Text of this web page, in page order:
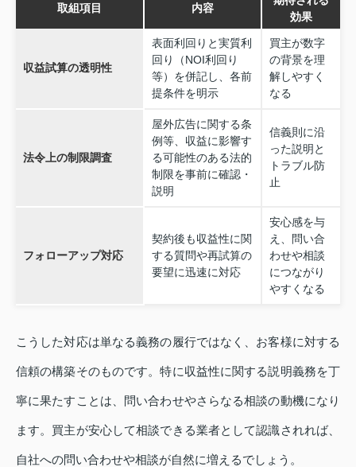
取組項目 内容
効果
収益試算の透明性
表面利回りと実質利
回り（NOI利回り
等）を併記し、各前
提条件を明示
買主が数字
の背景を理
解しやすく
なる
法令上の制限調査
屋外広告に関する条
例等、収益に影響す
る可能性のある法的
制限を事前に確認・
説明
信義則に沿
った説明と
トラブル防
止
フォローアップ対応
契約後も収益性に関
する質問や再試算の
要望に迅速に対応
安心感を与
え、問い合
わせや相談
につながり
やすくなる
こうした対応は単なる義務の履行ではなく、お客様に対する
信頼の構築そのものです。特に収益性に関する説明義務を丁
寧に果たすことは、問い合わせやさらなる相談の動機になり
ます。買主が安心して相談できる業者として認識されれば、
自社への問い合わせや相談が自然に増えるでしょう。